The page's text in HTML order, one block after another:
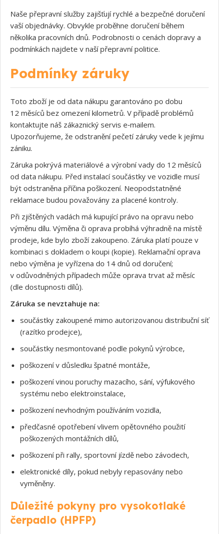
Naše přepravní služby zajišťují rychlé a bezpečné doručení
vaší objednávky. Obvykle proběhne doručení během
několika pracovních dnů. Podrobnosti o cenách dopravy a
podmínkách najdete v naší přepravní politice.
Podmínky záruky
Toto zboží je od data nákupu garantováno po dobu
12 měsíců bez omezení kilometrů. V případě problémů
kontaktujte náš zákaznický servis e‑mailem.
Upozorňujeme, že odstranění pečetí záruky vede k jejímu
zániku.
Záruka pokrývá materiálové a výrobní vady do 12 měsíců
od data nákupu. Před instalací součástky ve vozidle musí
být odstraněna příčina poškození. Neopodstatněné
reklamace budou považovány za placené kontroly.
Při zjištěných vadách má kupující právo na opravu nebo
výměnu dílu. Výměna či oprava probíhá výhradně na místě
prodeje, kde bylo zboží zakoupeno. Záruka platí pouze v
kombinaci s dokladem o koupi (kopie). Reklamační oprava
nebo výměna je vyřízena do 14 dnů od doručení;
v odůvodněných případech může oprava trvat až měsíc
(dle dostupnosti dílů).
Záruka se nevztahuje na:
součástky zakoupené mimo autorizovanou distribuční síť
(razítko prodejce),
součástky nesmontované podle pokynů výrobce,
poškození v důsledku špatné montáže,
poškození vinou poruchy mazacího, sání, výfukového
systému nebo elektroinstalace,
poškození nevhodným používáním vozidla,
předčasné opotřebení vlivem opětovného použití
poškozených montážních dílů,
poškození při rally, sportovní jízdě nebo závodech,
elektronické díly, pokud nebyly repasovány nebo
vyměněny.
Důležité pokyny pro vysokotlaké
čerpadlo (HPFP)